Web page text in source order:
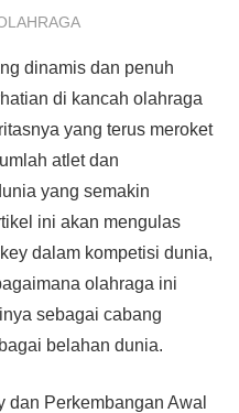
dinamis dan penuh
di kancah olahraga
yang terus meroket
atlet dan
yang semakin
ini akan mengulas
dalam kompetisi dunia,
olahraga ini
sebagai cabang
belahan dunia.
Perkembangan Awal